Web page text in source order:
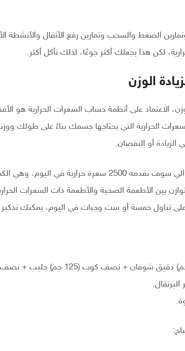
الضغط والسحب وتمارين رفع الأثقال والأنشطة
لكن هذا يجعلك أكثر جوعًا، لذلك تأكل أكثر.
الوزن
الاعتماد على أنظمة حساب السعرات الحرارية هو
الحرارية التي يحتاجها جسمك بناءً على طولك
أو النقصان.
يوفر لك هذا النظام الي سوف نقدمه 2500 سعرة
بين الأطعمة الصحية والأطعمة ذات السعرات
على تناول خمسة أو ست وجبات في اليوم، يمكنك